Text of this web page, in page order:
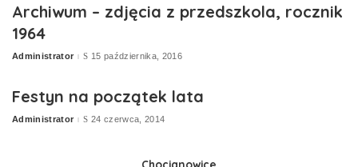
Archiwum – zdjęcia z przedszkola, rocznik
1964
Posted
Administrator 15 października, 2016
Festyn na początek lata
Posted
Administrator 24 czerwca, 2014
Chocianowice